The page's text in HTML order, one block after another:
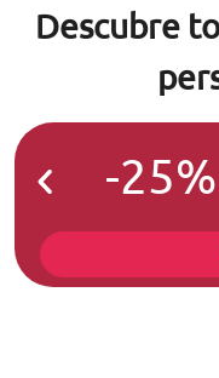
Descubre
-25%